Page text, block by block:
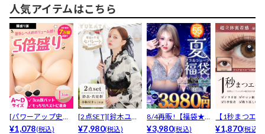
人気アイテムはこちら
[パワーアップ史上
最強5倍盛りアップ
¥1,078(税込)
[2点SET][鈴木ユリ
ア(baby)...
¥7,980(税込)
8/4再販!【福袋★
ブラセット3点
¥3,980(税込)
【1秒まつエ
リュームタイ
¥1,870(税込)